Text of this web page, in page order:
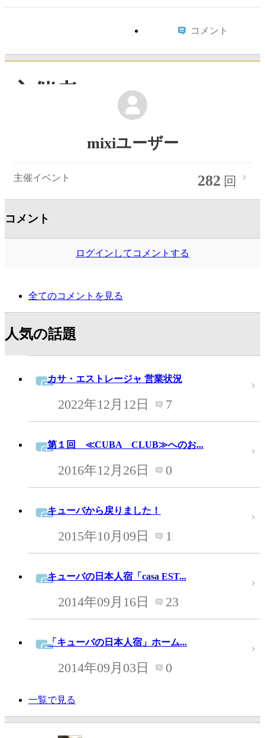
コメント
主催者
mixiユーザー
主催イベント 282 回
コメント
ログインしてコメントする
全てのコメントを見る
人気の話題
カサ・エストレージャ 営業状況
2022年12月12日 7
第１回 ≪CUBA CLUB≫へのお...
2016年12月26日 0
キューバから戻りました！
2015年10月09日 1
キューバの日本人宿「casa EST...
2014年09月16日 23
「キューバの日本人宿」ホーム...
2014年09月03日 0
一覧で見る